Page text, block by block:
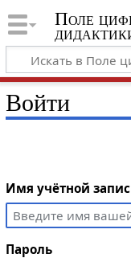
Поле
Войти
Имя учётной
Пароль